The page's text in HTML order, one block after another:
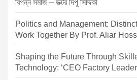
বিপন্ন সমাজ – ডক্টর দিপু সিদ্দিকী
Politics and Management:
Work Together By Prof. Aliar
Shaping the Future Through
Technology: ‘CEO Factory